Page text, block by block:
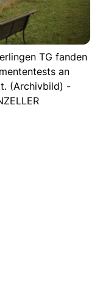
TG fanden
an
(Archivbild) -